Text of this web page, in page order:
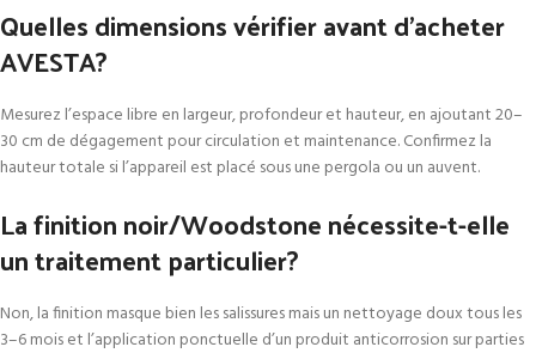
Quelles dimensions vérifier avant d’acheter
AVESTA?
Mesurez l’espace libre en largeur, profondeur et hauteur, en ajoutant 20–
30 cm de dégagement pour circulation et maintenance. Confirmez la
hauteur totale si l’appareil est placé sous une pergola ou un auvent.
La finition noir/Woodstone nécessite-t-elle
un traitement particulier?
Non, la finition masque bien les salissures mais un nettoyage doux tous les
3–6 mois et l’application ponctuelle d’un produit anticorrosion sur parties